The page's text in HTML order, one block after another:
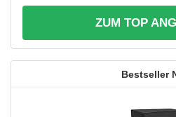
ZUM TOP